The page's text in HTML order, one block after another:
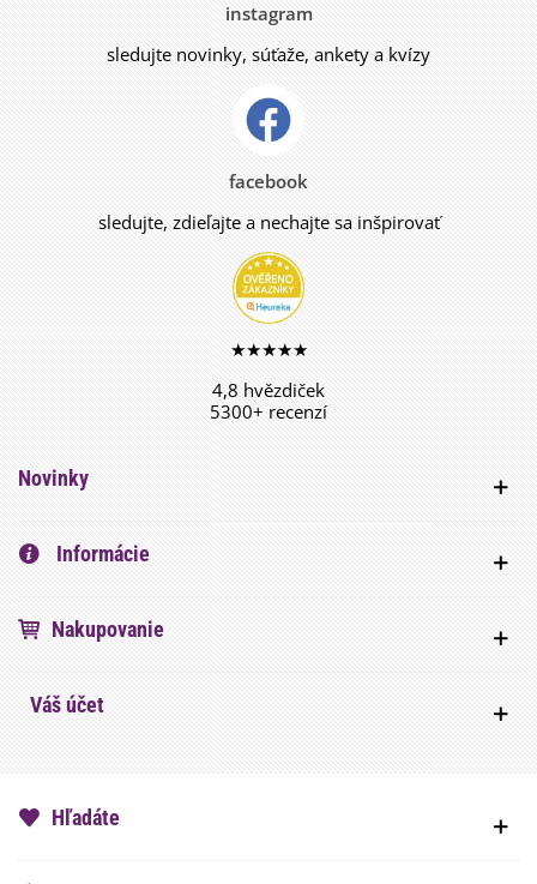
instagram
sledujte novinky, súťaže, ankety a kvízy
facebook
sledujte, zdieľajte a nechajte sa inšpirovať
★★★★★
4,8 hvězdiček
5300+ recenzí
Novinky
Informácie
Nakupovanie
Váš účet
Hľadáte